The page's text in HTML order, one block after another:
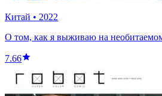
Китай • 2022
О том, как я выживаю на
7.66